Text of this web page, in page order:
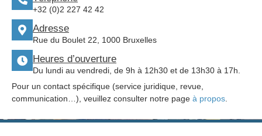
+32 (0)2 227 42 42
Adresse
Rue du Boulet 22, 1000 Bruxelles
Heures d’ouverture
Du lundi au vendredi, de 9h à 12h30 et de 13h30 à 17h.
Pour un contact spécifique (service juridique, revue,
communication…), veuillez consulter notre page à propos